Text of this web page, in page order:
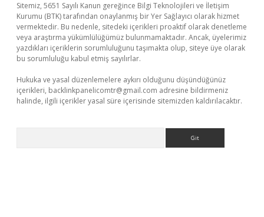
Sitemiz, 5651 Sayılı Kanun gereğince Bilgi Teknolojileri ve İletişim
Kurumu (BTK) tarafından onaylanmış bir Yer Sağlayıcı olarak hizmet
vermektedir. Bu nedenle, sitedeki içerikleri proaktif olarak denetleme
veya araştırma yükümlülüğümüz bulunmamaktadır. Ancak, üyelerimiz
yazdıkları içeriklerin sorumluluğunu taşımakta olup, siteye üye olarak
bu sorumluluğu kabul etmiş sayılırlar.
Hukuka ve yasal düzenlemelere aykırı olduğunu düşündüğünüz
içerikleri, backlinkpanelicomtr@gmail.com adresine bildirmeniz
halinde, ilgili içerikler yasal süre içerisinde sitemizden kaldırılacaktır.